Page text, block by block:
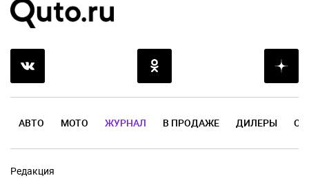
АВТО МОТО ЖУРНАЛ В ПРОДАЖЕ ДИЛЕРЫ
Редакция